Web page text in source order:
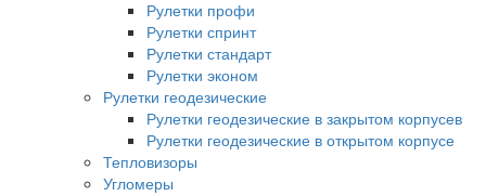
Рулетки профи
Рулетки спринт
Рулетки стандарт
Рулетки эконом
Рулетки геодезические
Рулетки геодезические в закрытом корпусев
Рулетки геодезические в открытом корпусе
Тепловизоры
Угломеры